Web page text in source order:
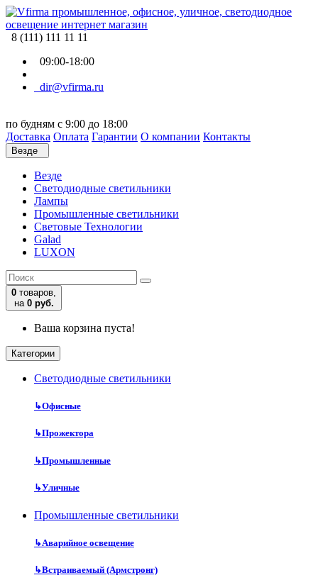
8 (111) 111 11 11
09:00-18:00
dir@vfirma.ru
по будням с 9:00 до 18:00
Доставка Оплата Гарантии О компании Контакты
Везде
Везде
Cветодиодные светильники
Лампы
Промышленные светильники
Световые Технологии
Galad
LUXON
0 товаров,
на 0 руб.
Ваша корзина пуста!
Категории
Cветодиодные светильники
↳Офисные
↳Прожектора
↳Промышленные
↳Уличные
Промышленные светильники
↳Аварийное освещение
↳Встраиваемый (Армстронг)